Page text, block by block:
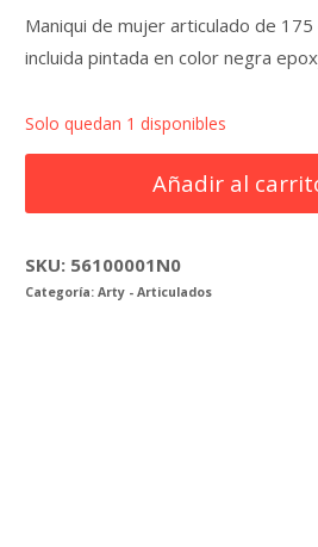
Maniqui de mujer articulado de
incluida pintada en color negra
Solo quedan 1 disponibles
color
negro,
Añadir al
SKU: 56100001N0
Categoría:Arty - Articulados